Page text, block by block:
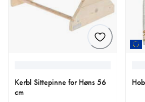
Kerbl Sittepinne for Høns 56
cm